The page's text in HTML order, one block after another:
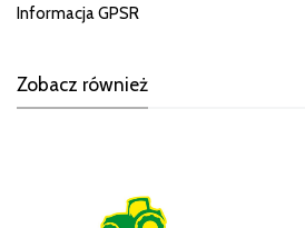
Informacja GPSR
Zobacz również